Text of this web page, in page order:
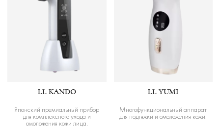
LL KANDO
Японский премиальный прибор
для комплексного ухода и
омоложения кожи лица.
LL YUMI
Многофункциональный аппарат
для подтяжки и омоложения кожи.